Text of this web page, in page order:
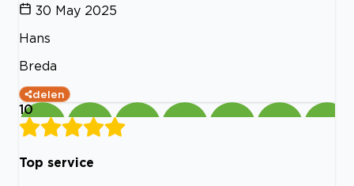
30 May 2025
Hans
Breda
delen
10
Top service